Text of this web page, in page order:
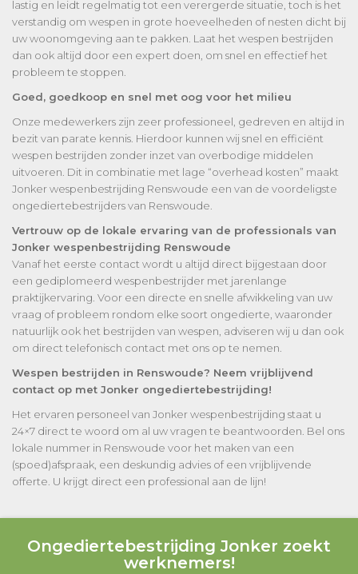
lastig en leidt regelmatig tot een verergerde situatie, toch is het
verstandig om wespen in grote hoeveelheden of nesten dicht bij
uw woonomgeving aan te pakken. Laat het wespen bestrijden
dan ook altijd door een expert doen, om snel en effectief het
probleem te stoppen.
Goed, goedkoop en snel met oog voor het milieu
Onze medewerkers zijn zeer professioneel, gedreven en altijd in
bezit van parate kennis. Hierdoor kunnen wij snel en efficiënt
wespen bestrijden zonder inzet van overbodige middelen
uitvoeren. Dit in combinatie met lage “overhead kosten” maakt
Jonker wespenbestrijding Renswoude een van de voordeligste
ongediertebestrijders van Renswoude.
Vertrouw op de lokale ervaring van de professionals van
Jonker wespenbestrijding Renswoude
Vanaf het eerste contact wordt u altijd direct bijgestaan door
een gediplomeerd wespenbestrijder met jarenlange
praktijkervaring. Voor een directe en snelle afwikkeling van uw
vraag of probleem rondom elke soort ongedierte, waaronder
natuurlijk ook het bestrijden van wespen, adviseren wij u dan ook
om direct telefonisch contact met ons op te nemen.
Wespen bestrijden in Renswoude? Neem vrijblijvend
contact op met Jonker ongediertebestrijding!
Het ervaren personeel van Jonker wespenbestrijding staat u
24×7 direct te woord om al uw vragen te beantwoorden. Bel ons
lokale nummer in Renswoude voor het maken van een
(spoed)afspraak, een deskundig advies of een vrijblijvende
offerte. U krijgt direct een professional aan de lijn!
Ongediertebestrijding Jonker zoekt
werknemers!